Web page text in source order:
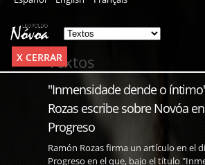
X CERRARTextos
"Inmensidade dende o
Rozas escribe sobre Novóa
Progreso
Ramón Rozas firma un artículo en el
Progreso en el que, bajo el título